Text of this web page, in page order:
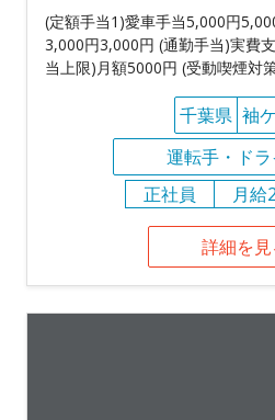
(定額手当1)愛車手当5,000円
3,000円3,000円 (通勤手当)実費
当上限)月額5000円 (受動喫煙対
千葉県 袖
運転手・ド
正社員
月給
詳細を見